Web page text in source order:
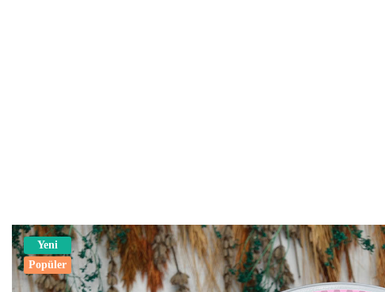
Yeni
Popüler